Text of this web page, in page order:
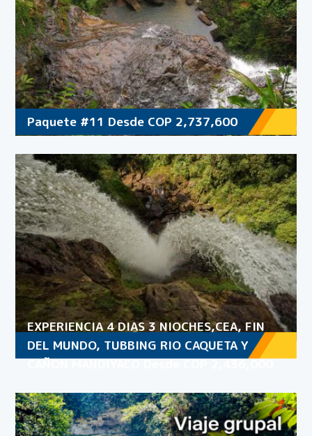
Paquete #11 Desde COP 2,737,600
EXPERIENCIA 4 DIAS 3 NIOCHES,CEA, FIN
DEL MUNDO, TUBBING RIO CAQUETA Y
CAÑON MANDIYACO Desde COP 2,436,000